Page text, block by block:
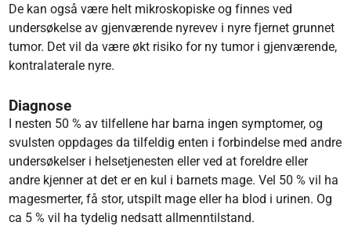
De kan også være helt mikroskopiske og finnes ved
undersøkelse av gjenværende nyrevev i nyre fjernet grunnet
tumor. Det vil da være økt risiko for ny tumor i gjenværende,
kontralaterale nyre.
Diagnose
I nesten 50 % av tilfellene har barna ingen symptomer, og
svulsten oppdages da tilfeldig enten i forbindelse med andre
undersøkelser i helsetjenesten eller ved at foreldre eller
andre kjenner at det er en kul i barnets mage. Vel 50 % vil ha
magesmerter, få stor, utspilt mage eller ha blod i urinen. Og
ca 5 % vil ha tydelig nedsatt allmenntilstand.